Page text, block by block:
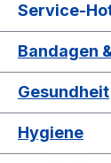
Service-
Bandagen
Gesundheit
Hygiene